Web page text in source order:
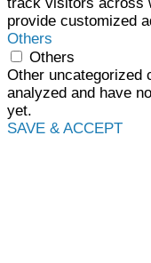
track visitors across
provide customized
Others
Others
Other uncategorized
analyzed and have
yet.
SAVE & ACCEPT